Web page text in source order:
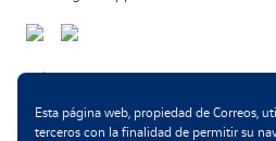
Métodos de pago
Esta página web, propiedad de Correos,
terceros con la finalidad de permitir su